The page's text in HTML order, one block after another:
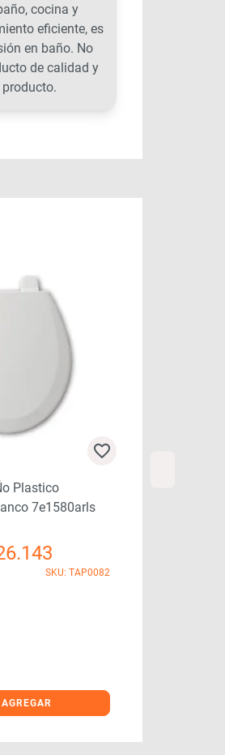
cocina y
eficiente, es
en baño. No
de calidad y
Plastico
7e1580arls
SKU: TAP0082
AGREGAR